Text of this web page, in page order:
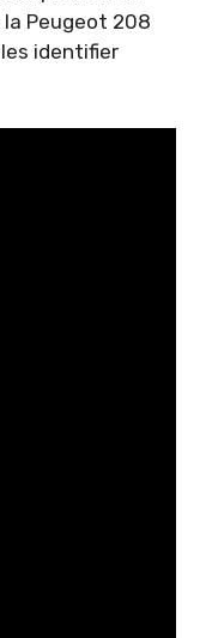
Peugeot 208
identifier